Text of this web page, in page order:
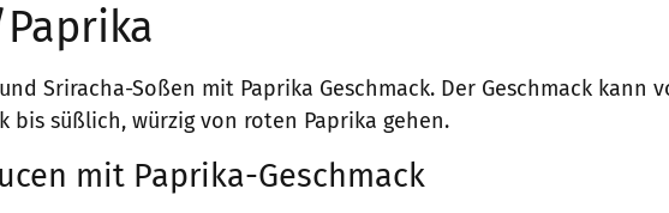
Sriracha-Soßen mit Paprika Geschmack. Der Geschmack kann
bis süßlich, würzig von roten Paprika gehen.
mit Paprika-Geschmack